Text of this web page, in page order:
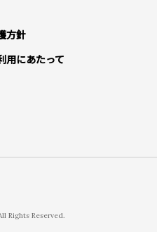
方針
用にあたって
Rights Reserved.